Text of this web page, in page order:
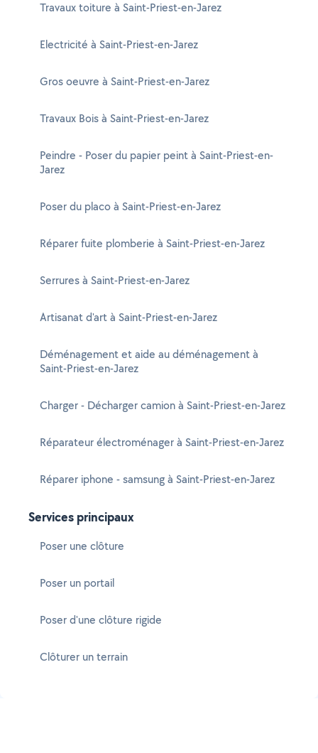
Travaux toiture à Saint-Priest-en-Jarez
Electricité à Saint-Priest-en-Jarez
Gros oeuvre à Saint-Priest-en-Jarez
Travaux Bois à Saint-Priest-en-Jarez
Peindre - Poser du papier peint à Saint-Priest-en-
Jarez
Poser du placo à Saint-Priest-en-Jarez
Réparer fuite plomberie à Saint-Priest-en-Jarez
Serrures à Saint-Priest-en-Jarez
Artisanat d'art à Saint-Priest-en-Jarez
Déménagement et aide au déménagement à
Saint-Priest-en-Jarez
Charger - Décharger camion à Saint-Priest-en-Jarez
Réparateur électroménager à Saint-Priest-en-Jarez
Réparer iphone - samsung à Saint-Priest-en-Jarez
Services principaux
Poser une clôture
Poser un portail
Poser d'une clôture rigide
Clôturer un terrain